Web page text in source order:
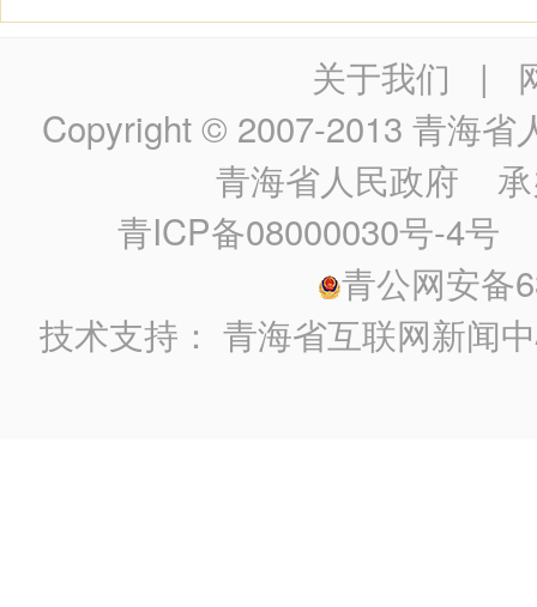
关于我们 |
Copyright © 2007-2013 青海省
青海省人民政府 承
青ICP备08000030号-4号
青公网安备
技术支持：青海省互联网新闻